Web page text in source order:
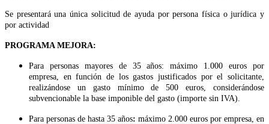
Se presentará una única solicitud de ayuda por persona física o jurídica y
por actividad
PROGRAMA MEJORA:
Para personas mayores de 35 años: máximo 1.000 euros por
empresa, en función de los gastos justificados por el solicitante,
realizándose un gasto mínimo de 500 euros, considerándose
subvencionable la base imponible del gasto (importe sin IVA).
Para personas de hasta 35 años: máximo 2.000 euros por empresa, en